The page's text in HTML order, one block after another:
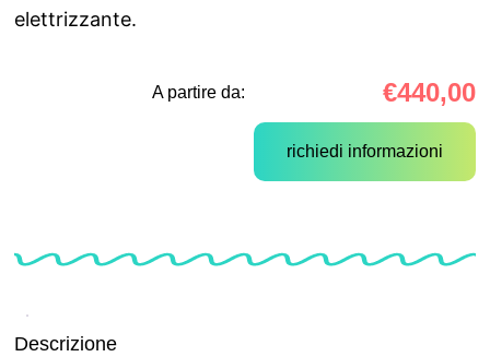
elettrizzante.
A partire da: €440,00
richiedi informazioni
Descrizione